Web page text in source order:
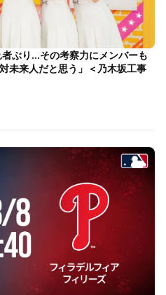
ぶり…その考察力にメンバーも
未来人だと思う」＜乃木坂工事